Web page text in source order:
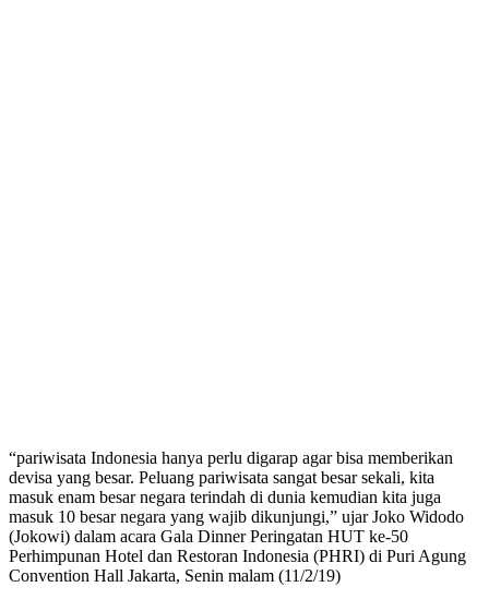
“pariwisata Indonesia hanya perlu digarap agar bisa memberikan
devisa yang besar. Peluang pariwisata sangat besar sekali, kita
masuk enam besar negara terindah di dunia kemudian kita juga
masuk 10 besar negara yang wajib dikunjungi,” ujar Joko Widodo
(Jokowi) dalam acara Gala Dinner Peringatan HUT ke-50
Perhimpunan Hotel dan Restoran Indonesia (PHRI) di Puri Agung
Convention Hall Jakarta, Senin malam (11/2/19)